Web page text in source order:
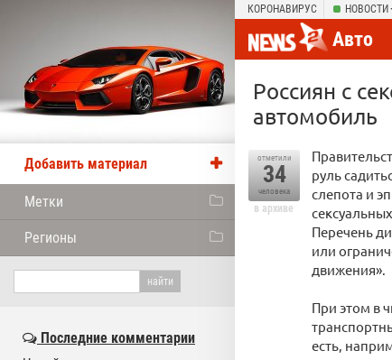
КОРОНАВИРУС НОВОСТИ
Авто
Россиян с
автомобиль
отметили
34
человека
в архиве
руль
слепота и
Перечень
или
движения».
При этом в
есть,
Добавить материал
Метки
Регионы
Последние комментарии